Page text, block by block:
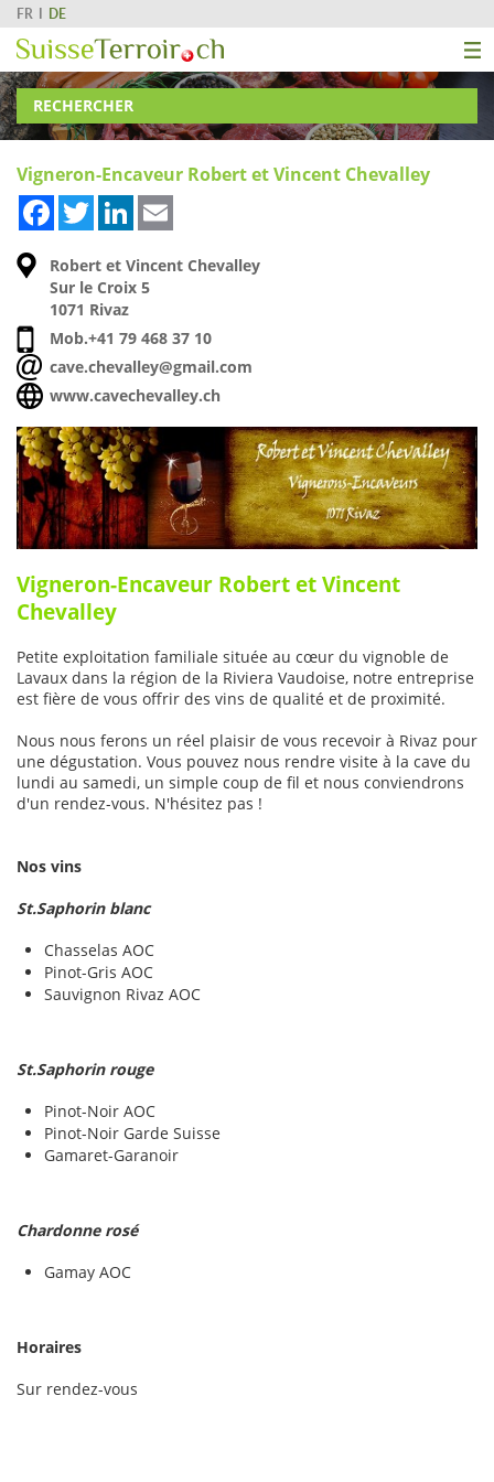
FR DE
RECHERCHER
Vigneron-Encaveur Robert et Vincent Chevalley
FacebookTwitterLinkedIn
Robert et Vincent Chevalley
Sur le Croix 5
1071 Rivaz
Mob.+41 79 468 37 10
cave.chevalley@gmail.com
www.cavechevalley.ch
Vigneron-Encaveur Robert et Vincent
Chevalley
Petite exploitation familiale située au cœur du vignoble de
Lavaux dans la région de la Riviera Vaudoise, notre entreprise
est fière de vous offrir des vins de qualité et de proximité.
Nous nous ferons un réel plaisir de vous recevoir à Rivaz pour
une dégustation. Vous pouvez nous rendre visite à la cave du
lundi au samedi, un simple coup de fil et nous conviendrons
d'un rendez-vous. N'hésitez pas !
Nos vins
St.Saphorin blanc
Chasselas AOC
Pinot-Gris AOC
Sauvignon Rivaz AOC
St.Saphorin rouge
Pinot-Noir AOC
Pinot-Noir Garde Suisse
Gamaret-Garanoir
Chardonne rosé
Gamay AOC
Horaires
Sur rendez-vous